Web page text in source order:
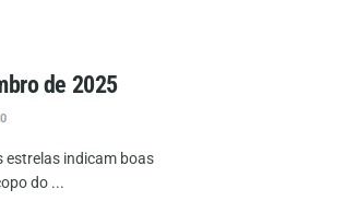
de 2025
0
estrelas indicam boas
do ...